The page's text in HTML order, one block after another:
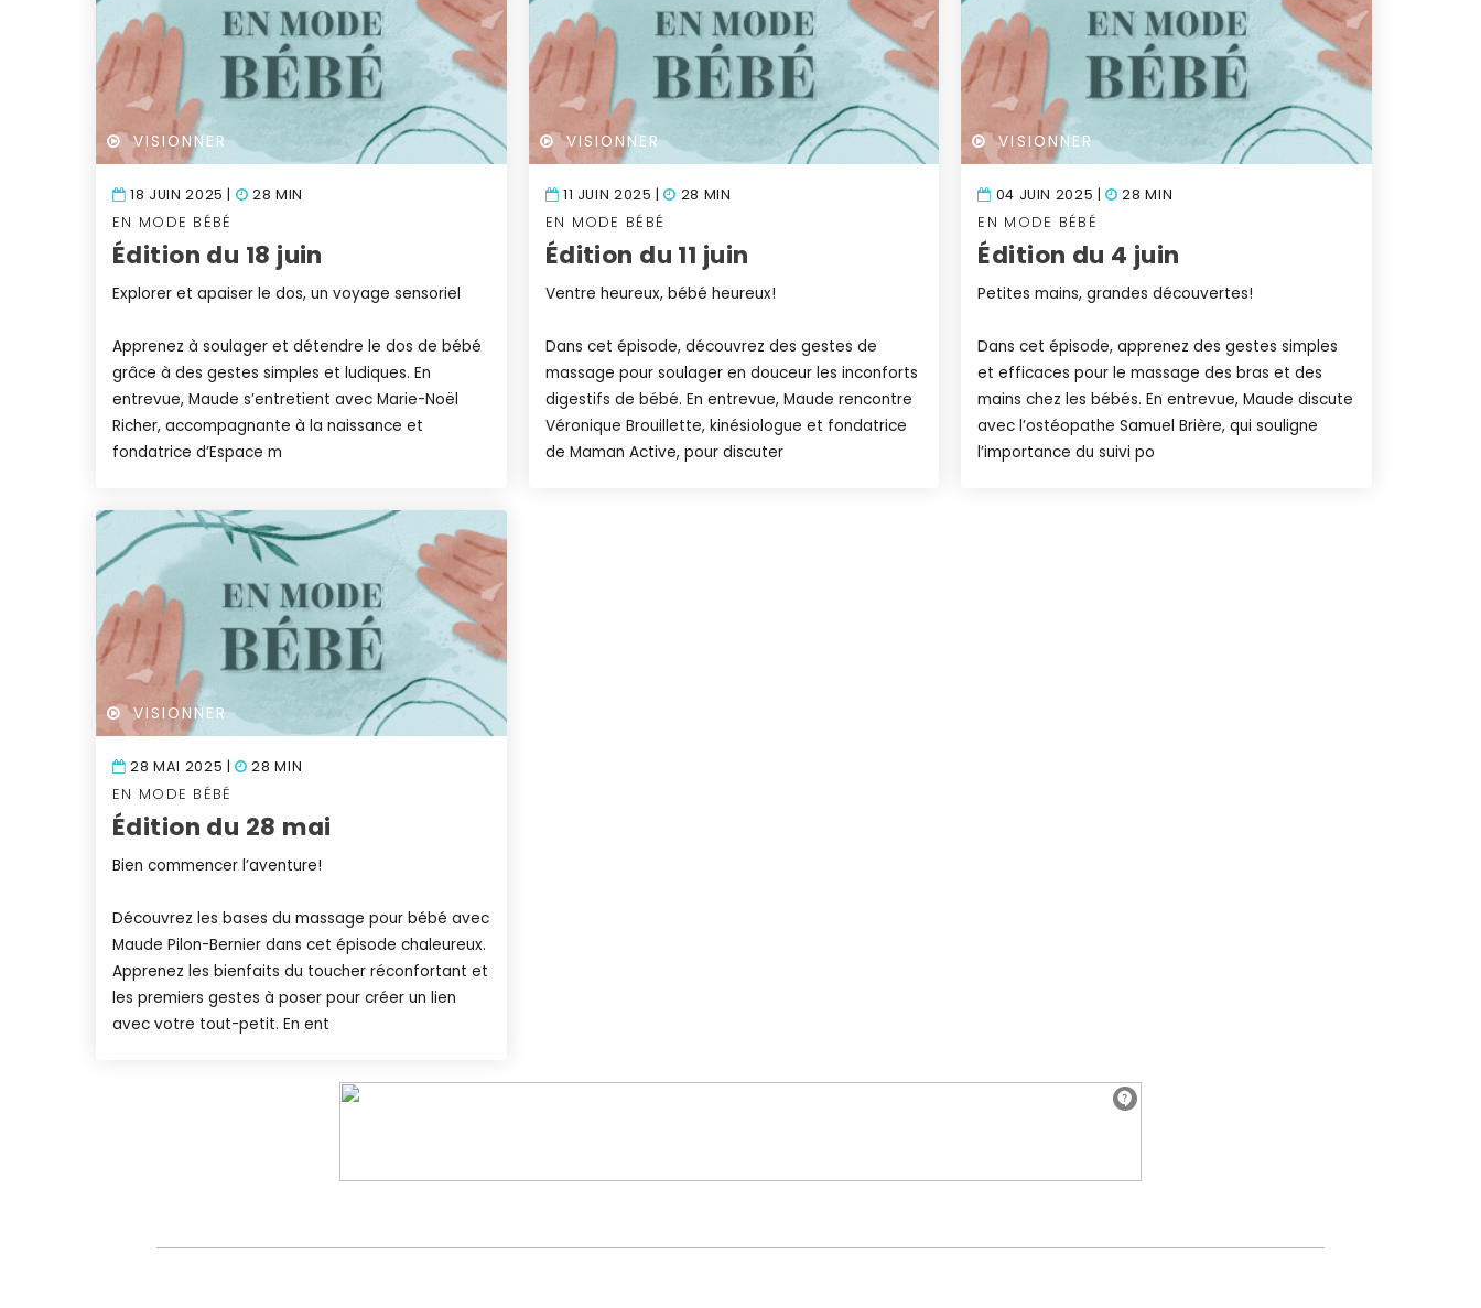
VISIONNER
18 JUIN 2025 | 28 MIN
EN MODE BÉBÉ
Édition du 18 juin
Explorer et apaiser le dos, un voyage sensoriel
Apprenez à soulager et détendre le dos de bébé
grâce à des gestes simples et ludiques. En
entrevue, Maude s’entretient avec Marie-Noël
Richer, accompagnante à la naissance et
fondatrice d’Espace m
VISIONNER
11 JUIN 2025 | 28 MIN
EN MODE BÉBÉ
Édition du 11 juin
Ventre heureux, bébé heureux!
Dans cet épisode, découvrez des gestes de
massage pour soulager en douceur les inconforts
digestifs de bébé. En entrevue, Maude rencontre
Véronique Brouillette, kinésiologue et fondatrice
de Maman Active, pour discuter
VISIONNER
04 JUIN 2025 | 28 MIN
EN MODE BÉBÉ
Édition du 4 juin
Petites mains, grandes découvertes!
Dans cet épisode, apprenez des gestes simples
et efficaces pour le massage des bras et des
mains chez les bébés. En entrevue, Maude discute
avec l’ostéopathe Samuel Brière, qui souligne
l’importance du suivi po
VISIONNER
28 MAI 2025 | 28 MIN
EN MODE BÉBÉ
Édition du 28 mai
Bien commencer l’aventure!
Découvrez les bases du massage pour bébé avec
Maude Pilon-Bernier dans cet épisode chaleureux.
Apprenez les bienfaits du toucher réconfortant et
les premiers gestes à poser pour créer un lien
avec votre tout-petit. En ent